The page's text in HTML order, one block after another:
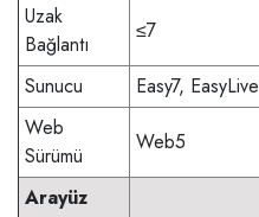
Uzak
Bağlantı
≤7
Sunucu
Easy7, EasyLive
Web
Sürümü
Web5
Arayüz